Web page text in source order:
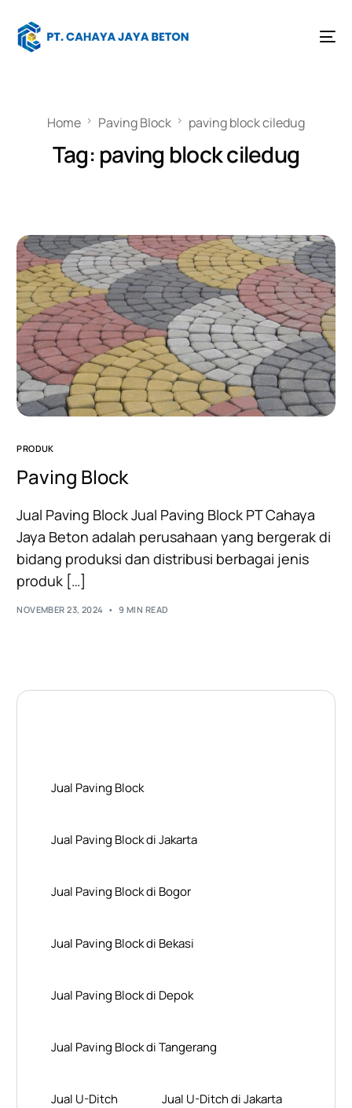
Home Paving Block paving block ciledug
Tag: paving block ciledug
PRODUK
Paving Block
Jual Paving Block Jual Paving Block PT Cahaya
Jaya Beton adalah perusahaan yang bergerak di
bidang produksi dan distribusi berbagai jenis
produk […]
NOVEMBER 23, 2024 9 MIN READ
Jual Paving Block
Jual Paving Block di Jakarta
Jual Paving Block di Bogor
Jual Paving Block di Bekasi
Jual Paving Block di Depok
Jual Paving Block di Tangerang
Jual U-Ditch Jual U-Ditch di Jakarta